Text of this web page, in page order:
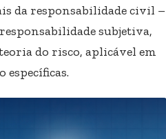
da responsabilidade civil –
subjetiva,
do risco, aplicável em
específicas.